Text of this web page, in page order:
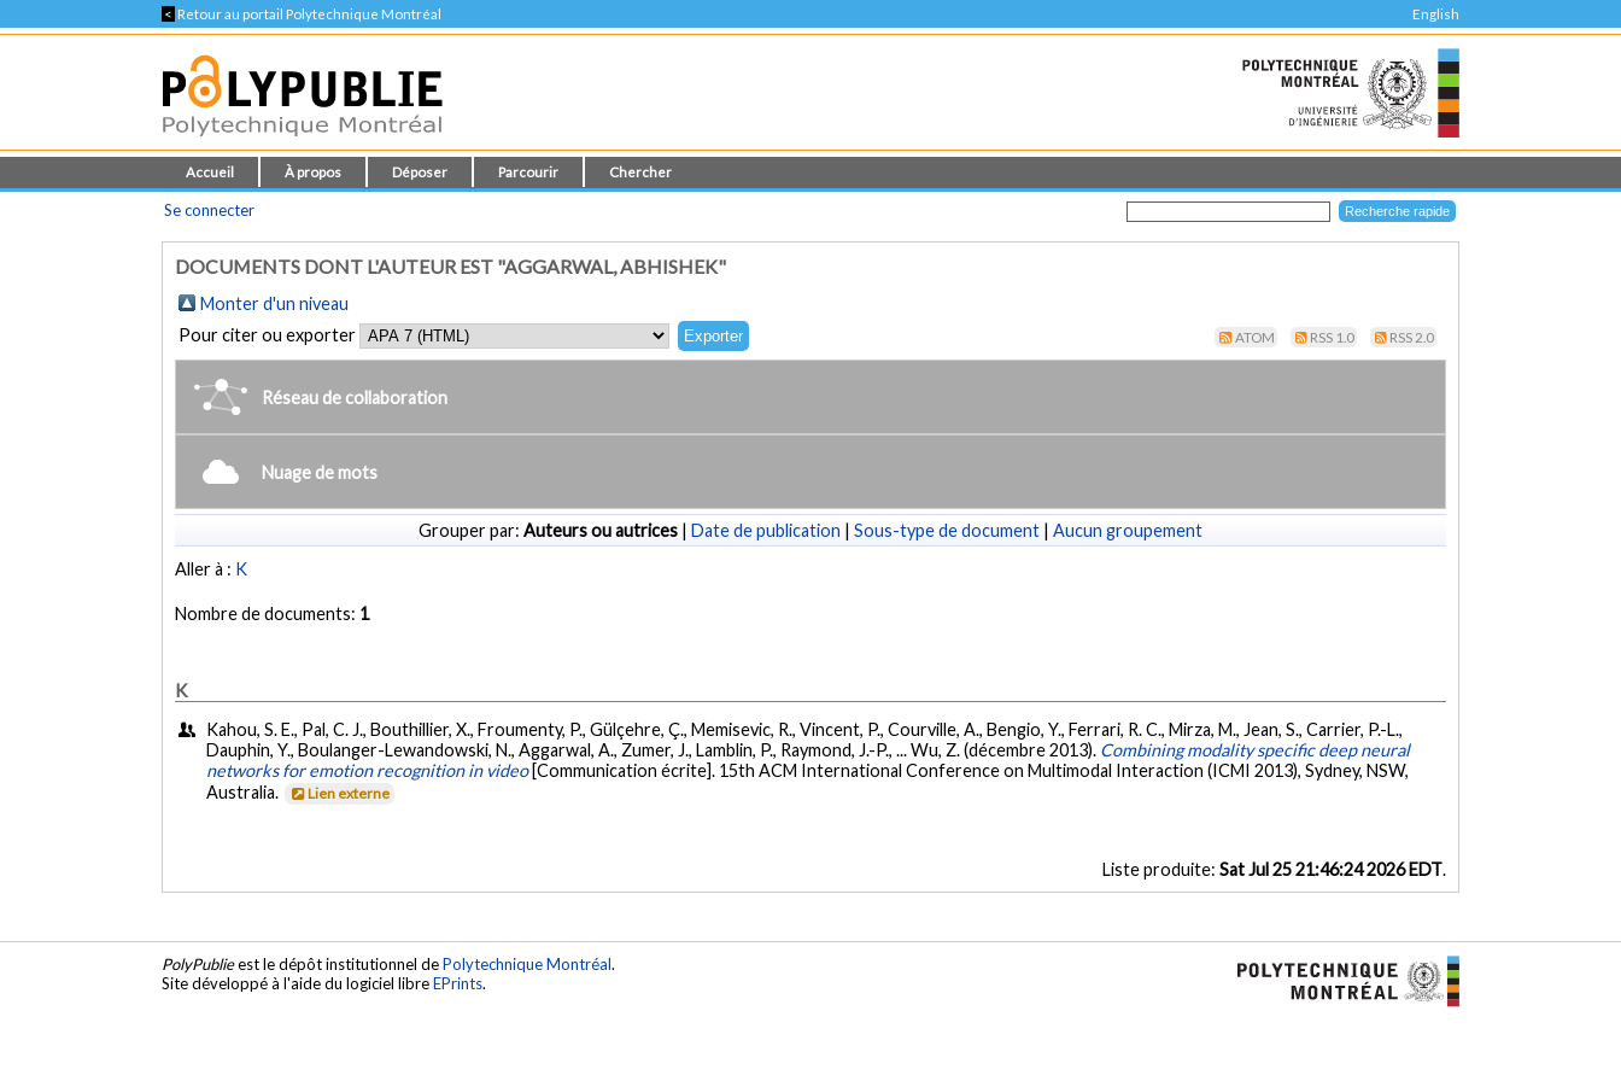
< Retour au portail Polytechnique Montréal English
Accueil À propos Déposer Parcourir Chercher
Se connecter
DOCUMENTS DONT L'AUTEUR EST "AGGARWAL, ABHISHEK"
Monter d'un niveau
Pour citer ou exporter
ATOM RSS 1.0 RSS 2.0
Réseau de collaboration
Nuage de mots
Grouper par: Auteurs ou autrices | Date de publication | Sous-type de document | Aucun groupement
Aller à : K
Nombre de documents: 1
K
Kahou, S. E., Pal, C. J., Bouthillier, X., Froumenty, P., Gülçehre, Ç., Memisevic, R., Vincent, P., Courville, A., Bengio, Y., Ferrari, R. C., Mirza, M., Jean, S., Carrier, P.-L.,
Dauphin, Y., Boulanger-Lewandowski, N., Aggarwal, A., Zumer, J., Lamblin, P., Raymond, J.-P., ... Wu, Z. (décembre 2013). Combining modality specific deep neural
networks for emotion recognition in video [Communication écrite]. 15th ACM International Conference on Multimodal Interaction (ICMI 2013), Sydney, NSW,
Australia.
Lien externe
Liste produite: Sat Jul 25 21:46:24 2026 EDT.
PolyPublieest le dépôt institutionnel dePolytechnique Montréal.
Site développé à l'aide du logiciel libreEPrints.